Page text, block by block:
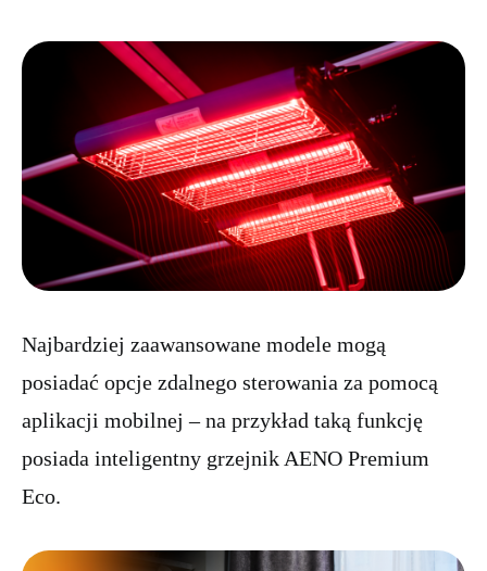
Najbardziej zaawansowane modele mogą
posiadać opcje zdalnego sterowania za pomocą
aplikacji mobilnej – na przykład taką funkcję
posiada inteligentny grzejnik AENO Premium
Eco.